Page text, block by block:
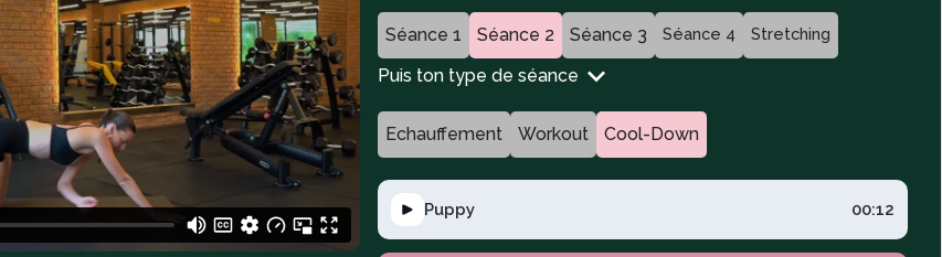
Séance 1 Séance 2 Séance 3 Séance 4 Stretching
Puis ton type de séance
Echauffement Workout Cool-Down
Puppy 00:12